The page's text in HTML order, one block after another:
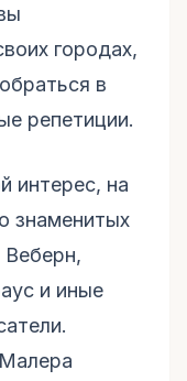
городах,
в
репетиции.
интерес, на
знаменитых
и иные